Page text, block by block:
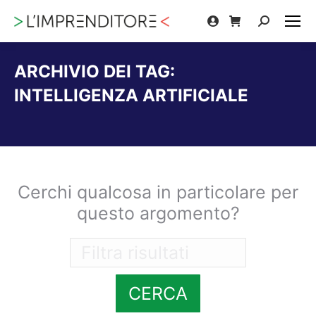
Cerca:
ARCHIVIO DEI TAG:
INTELLIGENZA ARTIFICIALE
Cerchi qualcosa in particolare per
questo argomento?
CERCA